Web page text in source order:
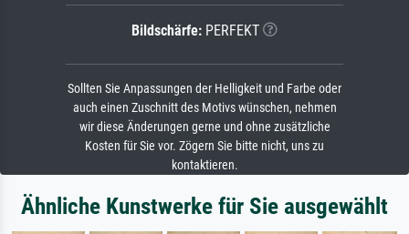
Bildschärfe: PERFEKT
Sollten Sie Anpassungen der Helligkeit und Farbe oder
auch einen Zuschnitt des Motivs wünschen, nehmen
wir diese Änderungen gerne und ohne zusätzliche
Kosten für Sie vor. Zögern Sie bitte nicht, uns zu
kontaktieren.
Ähnliche Kunstwerke für Sie ausgewählt